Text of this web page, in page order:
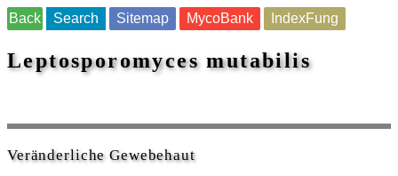
Back Search Sitemap MycoBank IndexFung
Leptosporomyces mutabilis
Veränderliche Gewebehaut